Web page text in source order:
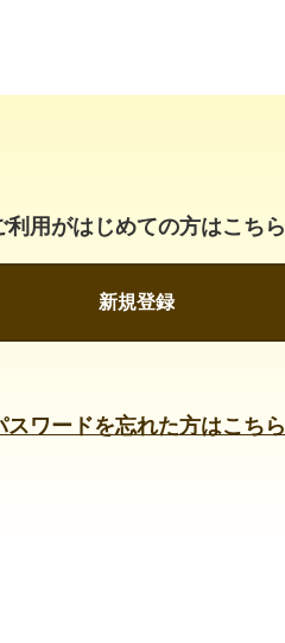
利用がはじめての方はこちら
新規登録
スワードを忘れた方はこちら